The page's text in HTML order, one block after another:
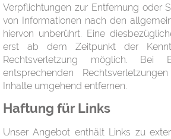
Verpflichtungen zur Entfernung oder
von Informationen nach den
hiervon unberührt. Eine
erst ab dem Zeitpunkt der
Rechtsverletzung möglich. Bei
entsprechenden
Inhalte umgehend entfernen.
Haftung für Links
Unser Angebot enthält Links zu